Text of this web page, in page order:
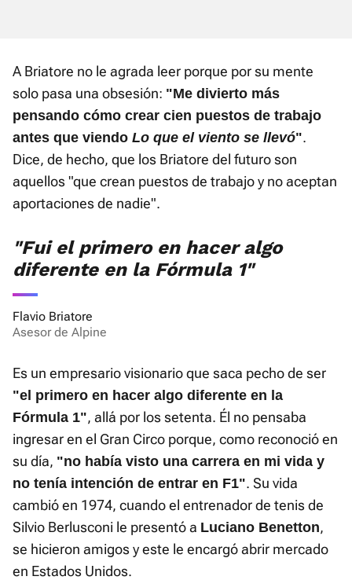
A Briatore no le agrada leer porque por su mente
solo pasa una obsesión: "Me divierto más
pensando cómo crear cien puestos de trabajo
antes que viendo Lo que el viento se llevó".
Dice, de hecho, que los Briatore del futuro son
aquellos "que crean puestos de trabajo y no aceptan
aportaciones de nadie".
"Fui el primero en hacer algo
diferente en la Fórmula 1"
Flavio Briatore
Asesor de Alpine
Es un empresario visionario que saca pecho de ser
"el primero en hacer algo diferente en la
Fórmula 1", allá por los setenta. Él no pensaba
ingresar en el Gran Circo porque, como reconoció en
su día, "no había visto una carrera en mi vida y
no tenía intención de entrar en F1". Su vida
cambió en 1974, cuando el entrenador de tenis de
Silvio Berlusconi le presentó a Luciano Benetton,
se hicieron amigos y este le encargó abrir mercado
en Estados Unidos.